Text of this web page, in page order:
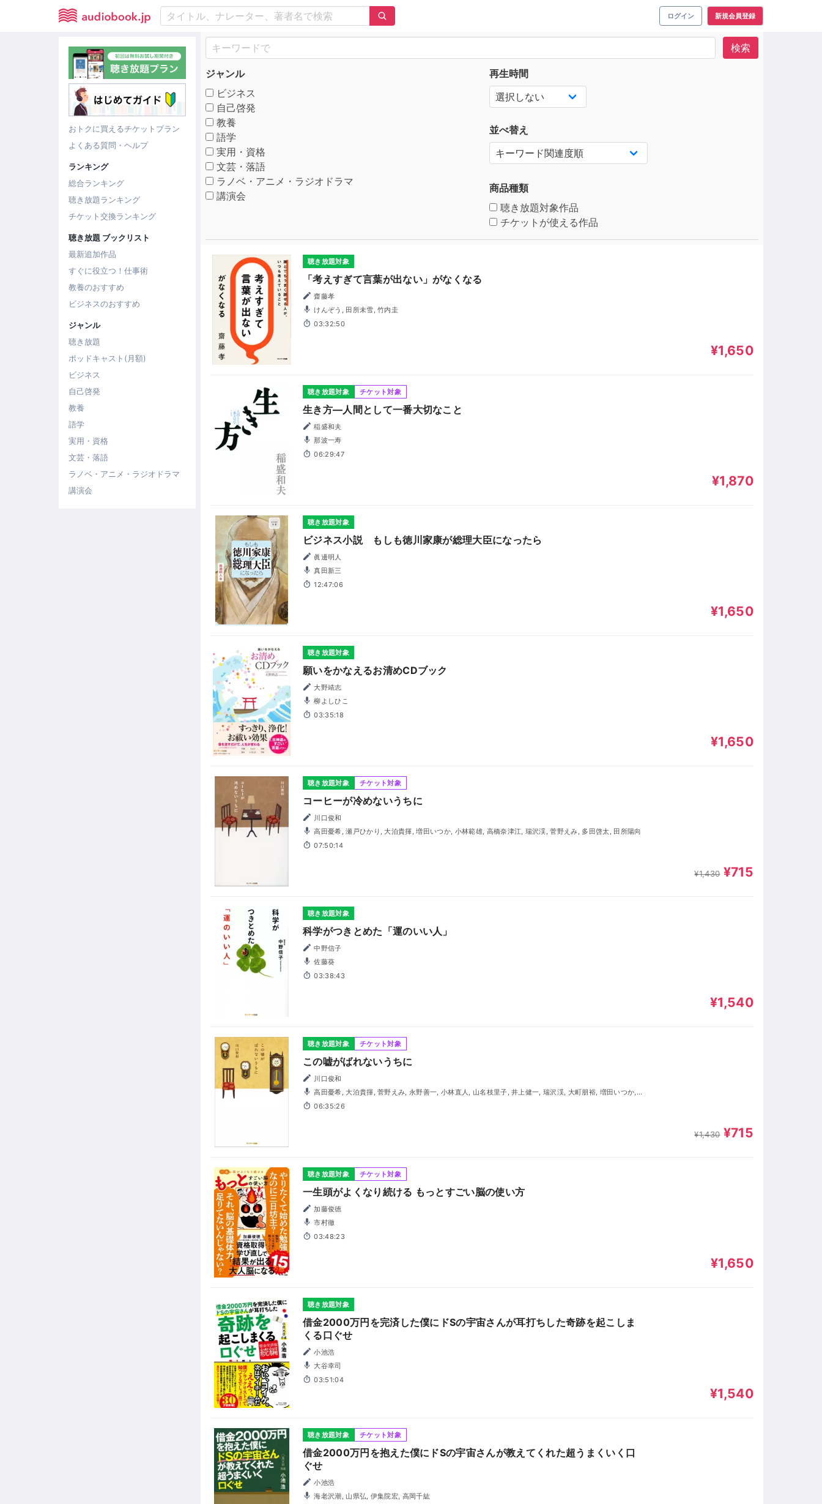
ログイン 新規会員登録
おトクに買えるチケットプラン
よくある質問・ヘルプ
ランキング
総合ランキング
聴き放題ランキング
チケット交換ランキング
聴き放題 ブックリスト
最新追加作品
すぐに役立つ！仕事術
教養のおすすめ
ビジネスのおすすめ
ジャンル
聴き放題
ポッドキャスト(月額)
ビジネス
自己啓発
教養
語学
実用・資格
文芸・落語
ラノベ・アニメ・ラジオドラマ
講演会
検索
ジャンル
ビジネス
自己啓発
教養
語学
実用・資格
文芸・落語
ラノベ・アニメ・ラジオドラマ
講演会
再生時間
並べ替え
商品種類
聴き放題対象作品
チケットが使える作品
聴き放題対象
「考えすぎて言葉が出ない」がなくなる
齋藤孝
けんぞう, 田所未雪, 竹内圭
03:32:50
¥1,650
聴き放題対象 チケット対象
生き方―人間として一番大切なこと
稲盛和夫
那波一寿
06:29:47
¥1,870
聴き放題対象
ビジネス小説 もしも徳川家康が総理大臣になったら
眞邊明人
真田新三
12:47:06
¥1,650
聴き放題対象
願いをかなえるお清めCDブック
大野靖志
柳よしひこ
03:35:18
¥1,650
聴き放題対象 チケット対象
コーヒーが冷めないうちに
川口俊和
高田憂希, 瀬戸ひかり, 大泊貴揮, 増田いつか, 小林範雄, 高橋奈津江, 瑞沢渓, 菅野えみ, 多田啓太, 田所陽向
07:50:14
¥1,430 ¥715
聴き放題対象
科学がつきとめた「運のいい人」
中野信子
佐藤葵
03:38:43
¥1,540
聴き放題対象 チケット対象
この嘘がばれないうちに
川口俊和
高田憂希, 大泊貴揮, 菅野えみ, 永野善一, 小林直人, 山名枝里子, 井上健一, 瑞沢渓, 大町朋裕, 増田いつか,
多田啓太, 浅科准平, 田所陽向
06:35:26
¥1,430 ¥715
聴き放題対象 チケット対象
一生頭がよくなり続ける もっとすごい脳の使い方
加藤俊徳
市村徹
03:48:23
¥1,650
聴き放題対象
借金2000万円を完済した僕にドSの宇宙さんが耳打ちした奇跡を起こしま
くる口ぐせ
小池浩
大谷幸司
03:51:04
¥1,540
聴き放題対象 チケット対象
借金2000万円を抱えた僕にドSの宇宙さんが教えてくれた超うまくいく口
ぐせ
小池浩
海老沢潮, 山県弘, 伊集院宏, 高岡千紘